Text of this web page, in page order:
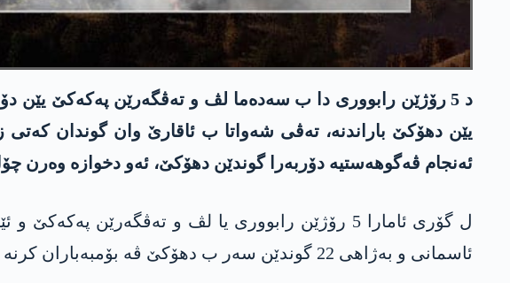
یێن دهۆكێ باراندنه‌، ته‌ڤی شه‌واتا ب ئاقارێ وان گوندان
ئه‌نجام ڤه‌گوهه‌ستیه‌ دۆربه‌را گوندێن دهۆكێ، ئه‌و دخوازه‌ وه‌رن
ئاسمانی و به‌ژاهی 22 گوندێن سەر ب دهۆکێ ڤە بۆمبەباران کرنە و ب ڤێ سەدەمێ زرارەک مەزن ب رەز و باخ و خوه‌زایا دەڤەرێ گهشتیە.